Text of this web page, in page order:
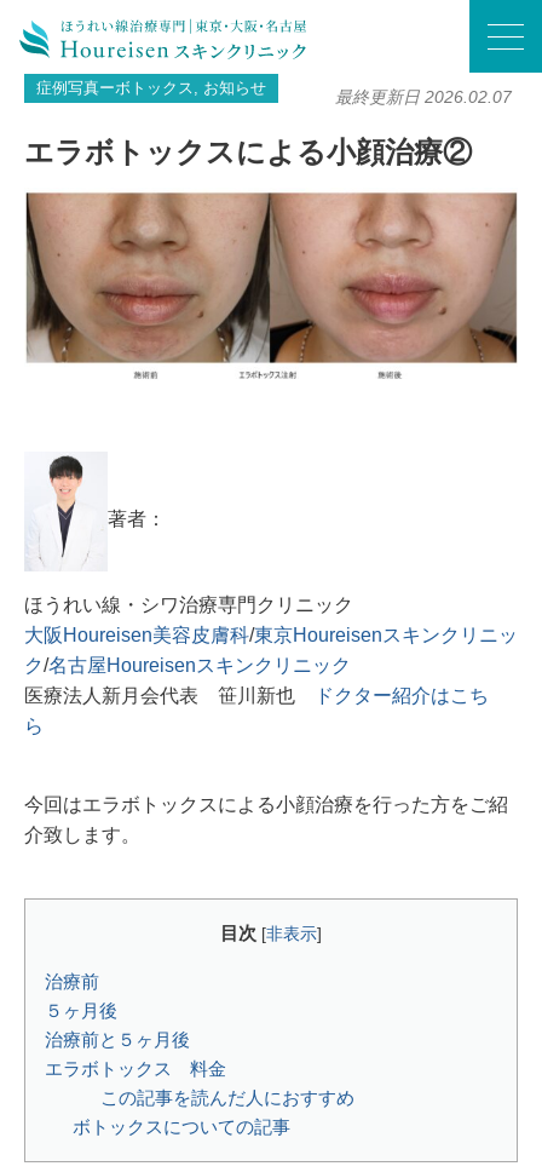
症例写真ーボトックス, お知らせ 最終更新日 2026.02.07
エラボトックスによる小顔治療②
著者：
ほうれい線・シワ治療専門クリニック
大阪Houreisen美容皮膚科/東京Houreisenスキンクリニッ
ク/名古屋Houreisenスキンクリニック
医療法人新月会代表 笹川新也
ドクター紹介はこち
ら
今回はエラボトックスによる小顔治療を行った方をご紹
介致します。
目次 [非表示]
治療前
５ヶ月後
治療前と５ヶ月後
エラボトックス 料金
この記事を読んだ人におすすめ
ボトックスについての記事